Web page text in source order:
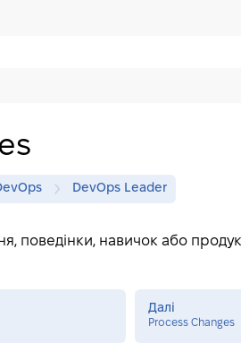
DevOps Leader
поведінки, навичок або
Далі
Process Changes